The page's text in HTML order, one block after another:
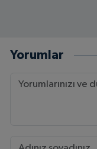
Yorumlar